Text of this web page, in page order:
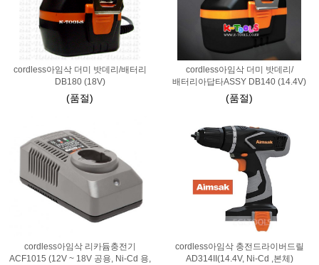
cordless아임삭 더미 밧데리/배터리
DB180 (18V)
(품절)
cordless아임삭 더미 밧데리/
배터리아답타ASSY DB140 (14.4V)
(품절)
cordless아임삭 리카듐충전기
ACF1015 (12V ~ 18V 공용, Ni-Cd 용,
cordless아임삭 충전드라이버드릴
AD314II(14.4V, Ni-Cd ,본체)